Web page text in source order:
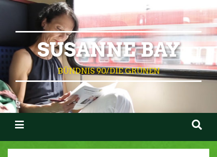
SUSANNE BAY
BÜNDNIS 90/DIE GRÜNEN